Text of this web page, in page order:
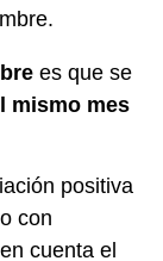
es que se
mismo mes
positiva
con
cuenta el